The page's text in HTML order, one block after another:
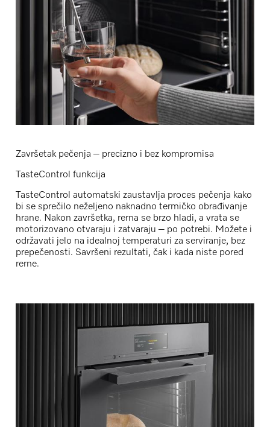
Završetak pečenja – precizno i bez kompromisa
TasteControl funkcija
TasteControl automatski zaustavlja proces pečenja kako
bi se sprečilo neželjeno naknadno termičko obrađivanje
hrane. Nakon završetka, rerna se brzo hladi, a vrata se
motorizovano otvaraju i zatvaraju – po potrebi. Možete i
održavati jelo na idealnoj temperaturi za serviranje, bez
prepečenosti. Savršeni rezultati, čak i kada niste pored
rerne.